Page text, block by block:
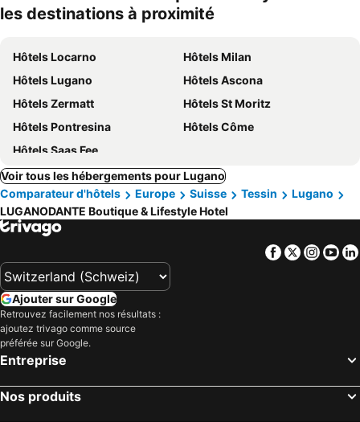
les destinations à proximité
Hôtels Locarno
Hôtels Milan
Hôtels Lugano
Hôtels Ascona
Hôtels Zermatt
Hôtels St Moritz
Hôtels Pontresina
Hôtels Côme
Hôtels Saas Fee
Voir tous les hébergements pour Lugano
Comparateur d'hôtels
Europe Suisse Tessin
Lugano
LUGANODANTE Boutique & Lifestyle Hotel
Facebook
Twitter
Ajouter sur Google
Retrouvez facilement nos résultats :
ajoutez trivago comme source
préférée sur Google.
Entreprise
Nos produits